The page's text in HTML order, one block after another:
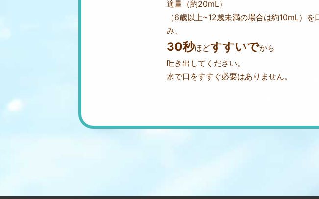
適量（約20mL）
（6歳以上~12歳未満の場合は約10mL）を
み、
30秒ほどすすいでから
吐き出してください。
水で口をすすぐ必要はありません。